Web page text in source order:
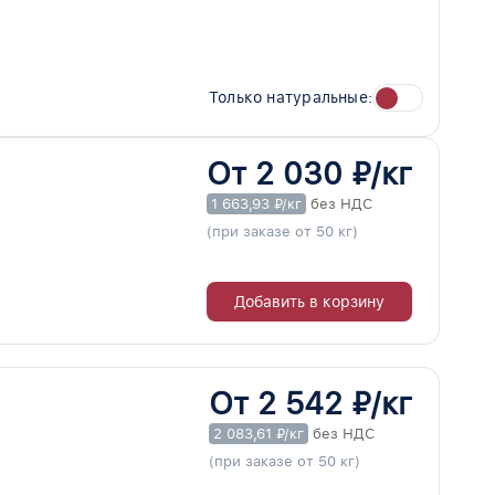
Только натуральные:
От 2 030 ₽/кг
1 663,93 ₽/кг без НДС
(при заказе от 50 кг)
Добавить в корзину
От 2 542 ₽/кг
2 083,61 ₽/кг без НДС
(при заказе от 50 кг)